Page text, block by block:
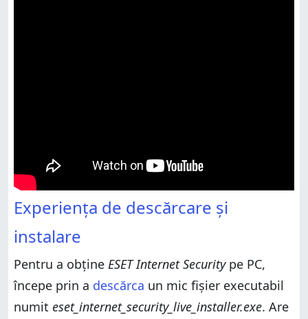
Experiența de descărcare și
instalare
Pentru a obține ESET Internet Securitype PC,
începe prin a descărca un mic fișier executabil
numit eset_internet_security_live_installer.exe. Are